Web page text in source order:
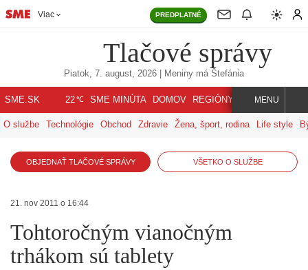
Viac PREDPLATNÉ
Tlačové správy
Piatok, 7. august, 2026 | Meniny má Štefánia
SME.SK 22℃ SME MINÚTA DOMOV REGIÓNY INDEX SVET
MENU
O službe Technológie Obchod Zdravie Žena, šport, rodina Life style
OBJEDNAŤ TLAČOVÉ SPRÁVY VŠETKO O SLUŽBE
21. nov 2011 o 16:44
Tohtoročným vianočným
trhákom sú tablety